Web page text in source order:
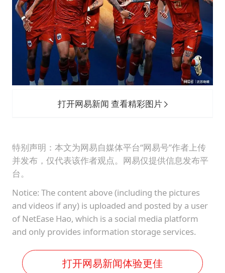
打开网易新闻 查看精彩图片
特别声明：本文为网易自媒体平台“网易号”作者上传
并发布，仅代表该作者观点。网易仅提供信息发布平
台。
Notice: The content above (including the pictures
and videos if any) is uploaded and posted by a user
of NetEase Hao, which is a social media platform
and only provides information storage services.
打开网易新闻体验更佳